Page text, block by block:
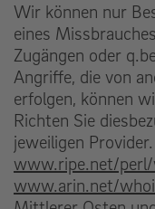
Wir können nur
eines
Zugängen oder
Angriffe, die von
erfolgen, können
Richten Sie
jeweiligen
www.ripe.net/
www.arin.net/